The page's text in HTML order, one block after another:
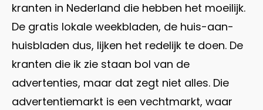
kranten in Nederland die hebben het moeilijk.
De gratis lokale weekbladen, de huis-aan-
huisbladen dus, lijken het redelijk te doen. De
kranten die ik zie staan bol van de
advertenties, maar dat zegt niet alles. Die
advertentiemarkt is een vechtmarkt, waar